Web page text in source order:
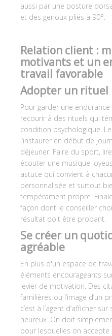
aussi par une posture
et des genoux pliés à 90°.
Relation client :
motivants et un
travail favorable
Adopter un rituel
Pour garder une
recourir à des rituels qui
condition psychologique.
l’instaurer en début de
déjeuner. Faire du sport,
écouter une musique
astuce qui convient à
personnalisée et surtout
tempérament propre.
façon dont le conseiller
résultat doit être probant.
Se créer un
agréable
En plus d'un espace de
éléments encourageants
levier de motivation. Des
familières ou l’image d’un
c’est à l’agent d’afficher
heureux. On doit
pour lesquelles on